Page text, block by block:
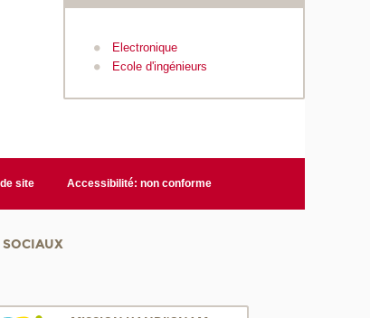
Electronique
Ecole d'ingénieurs
site Accessibilité: non conforme
SOCIAUX